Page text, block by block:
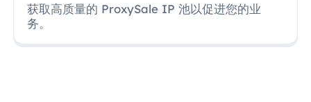
获取高质量的 ProxySale IP 池以促进您的业
务。